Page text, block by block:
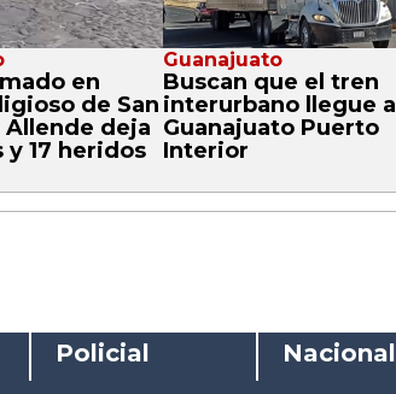
en
de San
deja
17 heridos
Guanajuato
Buscan que el tren
interurbano llegue a
Guanajuato Puerto
Interior
Policial Nacional